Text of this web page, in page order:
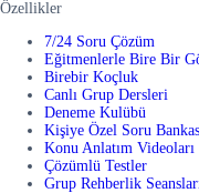
Özellikler
7/24 Soru Çözüm
Eğitmenlerle Bire Bir
Birebir Koçluk
Canlı Grup Dersleri
Deneme Kulübü
Kişiye Özel Soru
Konu Anlatım Videoları
Çözümlü Testler
Grup Rehberlik